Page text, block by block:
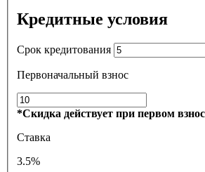
Кредитные условия
Срок кредитования
Первоначальный взнос
*Скидка действует при первом
Ставка
3.5%